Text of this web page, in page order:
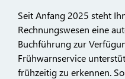
Seit Anfang 2025 steht
Rechnungswesen eine
Buchführung zur
Frühwarnservice
frühzeitig zu erkennen.